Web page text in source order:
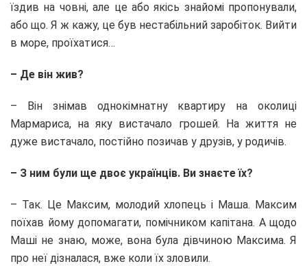
їздив на човні, але це або якісь знайомі пропонували,
або що. Я ж кажу, це був нестабільний заробіток. Вийти
в море, проїхатися…
– Де він жив?
– Він знімав однокімнатну квартиру на околиці
Мармариса, на яку вистачало грошей. На життя не
дуже вистачало, постійно позичав у друзів, у родичів.
– З ним були ще двоє українців. Ви знаєте їх?
– Так. Це Максим, молодий хлопець і Маша. Максим
поїхав йому допомагати, помічником капітана. А щодо
Маші не знаю, може, вона була дівчиною Максима. Я
про неї дізналася, вже коли їх зловили.